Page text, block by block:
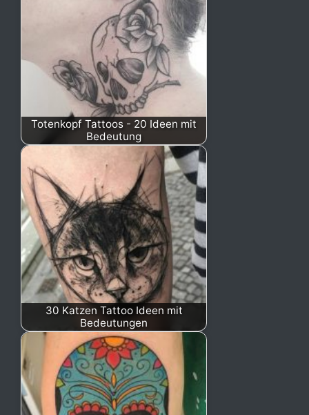
Totenkopf Tattoos - 20 Ideen mit
Bedeutung
30 Katzen Tattoo Ideen mit
Bedeutungen